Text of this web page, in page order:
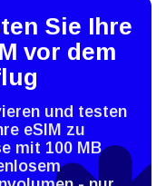
Sie Ihre
vor dem
und testen
eSIM zu
mit 100 MB